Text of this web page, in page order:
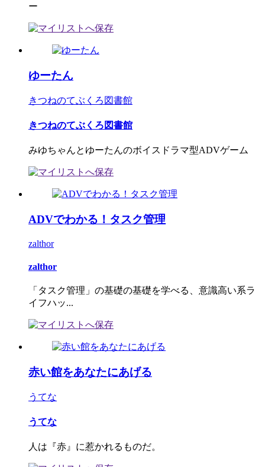
ー
ゆーたん
きつねのてぶくろ図書館
きつねのてぶくろ図書館
みゆちゃんとゆーたんのボイスドラマ型ADVゲーム
ADVでわかる！タスク管理
zalthor
zalthor
「タスク管理」の基礎の基礎を学べる、意識高い系ラ
イフハッ...
赤い館をあなたにあげる
うてな
うてな
人は『赤』に惹かれるものだ。